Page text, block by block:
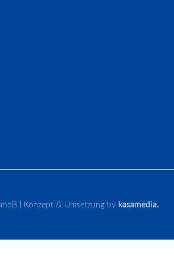
| Konzept & Umsetzung by kasamedia.